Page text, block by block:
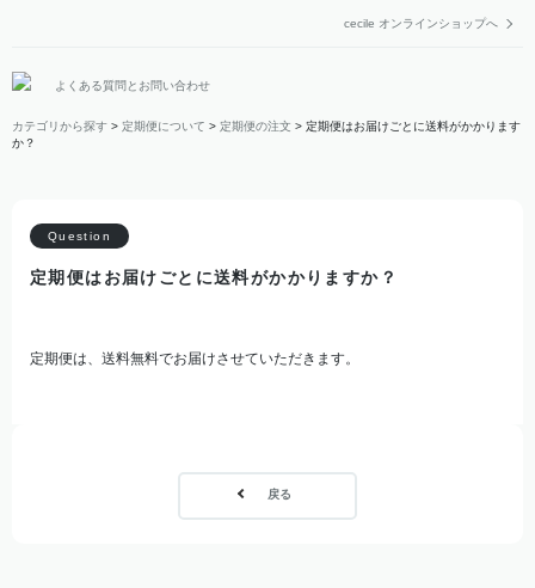
cecile オンラインショップへ
よくある質問とお問い合わせ
カテゴリから探す > 定期便について > 定期便の注文 > 定期便はお届けごとに送料がかかります
か？
定期便はお届けごとに送料がかかりますか？
定期便は、送料無料でお届けさせていただきます。
戻る